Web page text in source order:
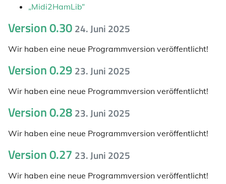
„Midi2HamLib“
Version 0.30 24. Juni 2025
Wir haben eine neue Programmversion veröffentlicht!
Version 0.29 23. Juni 2025
Wir haben eine neue Programmversion veröffentlicht!
Version 0.28 23. Juni 2025
Wir haben eine neue Programmversion veröffentlicht!
Version 0.27 23. Juni 2025
Wir haben eine neue Programmversion veröffentlicht!